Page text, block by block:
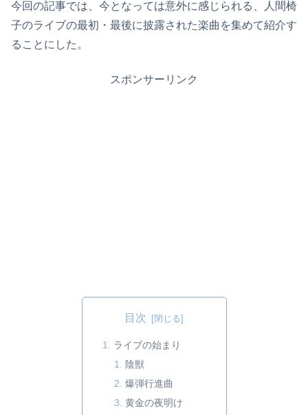
今回の記事では、今となっては意外に感じられる、人間椅
子のライブの最初・最後に披露された楽曲を集めて紹介す
ることにした。
スポンサーリンク
目次
ライブの始まり
陰獣
爆弾行進曲
黄金の夜明け